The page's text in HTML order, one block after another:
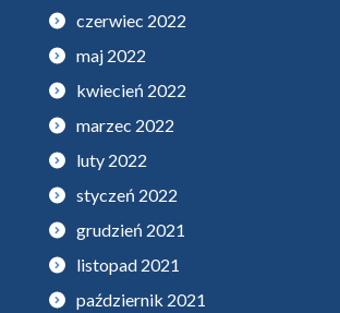
czerwiec 2022
maj 2022
kwiecień 2022
marzec 2022
luty 2022
styczeń 2022
grudzień 2021
listopad 2021
październik 2021